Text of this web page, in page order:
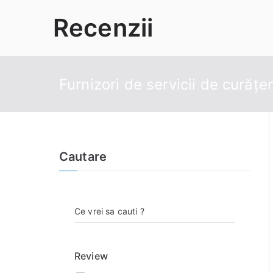
Recenzii
Furnizori de servicii de
Cautare
Ce vrei sa cauti ?
Review